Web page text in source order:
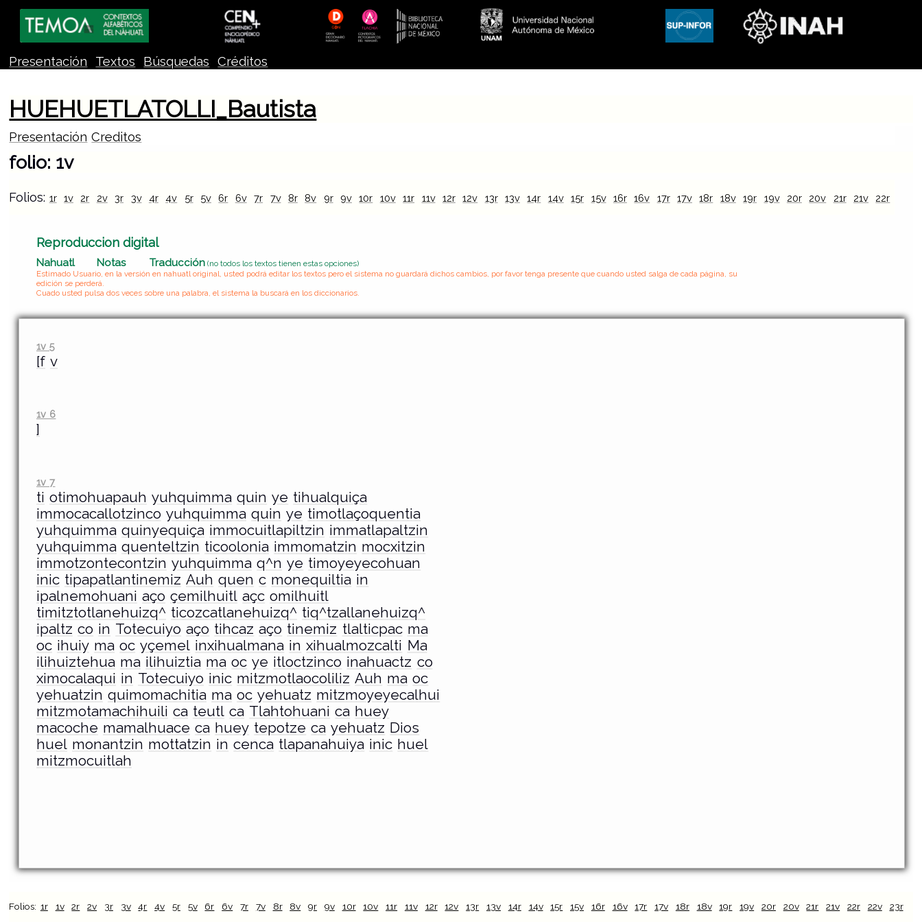
Presentación Textos Búsquedas Créditos
HUEHUETLATOLLI_Bautista
Presentación Creditos
folio: 1v
Folios: 1r 1v 2r 2v 3r 3v 4r 4v 5r 5v 6r 6v 7r 7v 8r 8v 9r 9v 10r 10v 11r 11v 12r 12v 13r 13v 14r 14v 15r 15v 16r 16v 17r 17v 18r 18v 19r 19v 20r 20v 21r 21v 22r
Reproduccion digital
Nahuatl Notas Traducción (no todos los textos tienen estas opciones)
Estimado Usuario, en la versión en nahuatl original, usted podrá editar los textos pero el sistema no guardará dichos cambios, por favor tenga presente que cuando usted salga de cada página, su
edición se perderá.
Cuado usted pulsa dos veces sobre una palabra, el sistema la buscará en los diccionarios.
1v 5
[f v
1v 6
]
1v 7
ti otimohuapauh yuhquimma quin ye tihualquiça
immocacallotzinco yuhquimma quin ye timotlaçoquentia
yuhquimma quinyequiça immocuitlapiltzin immatlapaltzin
yuhquimma quenteltzin ticoolonia immomatzin mocxitzin
immotzontecontzin yuhquimma q^n ye timoyeyecohuan
inic tipapatlantinemiz Auh quen c monequiltia in
ipalnemohuani aço çemilhuitl açc omilhuitl
timitztotlanehuizq^ ticozcatlanehuizq^ tiq^tzallanehuizq^
ipaltz co in Totecuiyo aço tihcaz aço tinemiz tlalticpac ma
oc ihuiy ma oc yçemel inxihualmana in xihualmozcalti Ma
ilihuiztehua ma ilihuiztia ma oc ye itloctzinco inahuactz co
ximocalaqui in Totecuiyo inic mitzmotlaocoliliz Auh ma oc
yehuatzin quimomachitia ma oc yehuatz mitzmoyeyecalhui
mitzmotamachihuili ca teutl ca Tlahtohuani ca huey
macoche mamalhuace ca huey tepotze ca yehuatz Dios
huel monantzin mottatzin in cenca tlapanahuiya inic huel
mitzmocuitlah
Folios: 1r 1v 2r 2v 3r 3v 4r 4v 5r 5v 6r 6v 7r 7v 8r 8v 9r 9v 10r 10v 11r 11v 12r 12v 13r 13v 14r 14v 15r 15v 16r 16v 17r 17v 18r 18v 19r 19v 20r 20v 21r 21v 22r 22v 23r